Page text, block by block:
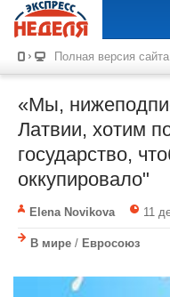
Полная версия сайта
«Мы,
Латвии, хотим
государство,
оккупировало"
Elena Novikova 11
В мире / Евросоюз